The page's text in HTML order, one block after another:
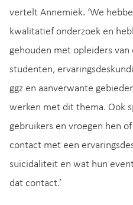
vertelt Annemiek. ‘We
kwalitatief onderzoek en
gehouden met opleiders van
studenten,
ggz en aanverwante
werken met dit thema. Ook
gebruikers en vroegen hen
contact met een
suïcidaliteit en wat hun
dat contact.’